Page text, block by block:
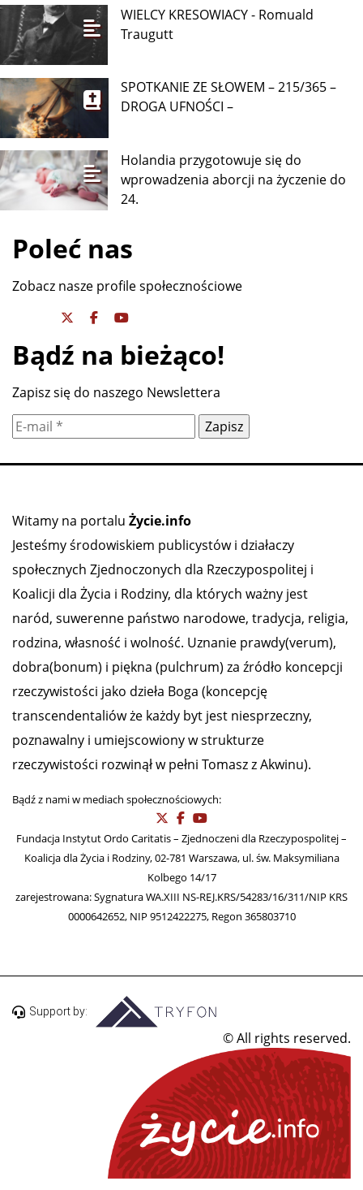
WIELCY KRESOWIACY - Romuald
Traugutt
SPOTKANIE ZE SŁOWEM – 215/365 –
DROGA UFNOŚCI –
Holandia przygotowuje się do
wprowadzenia aborcji na życzenie do
24.
Poleć nas
Zobacz nasze profile społecznościowe
Bądź na bieżąco!
Zapisz się do naszego Newslettera
Witamy na portalu Życie.info
Jesteśmy środowiskiem publicystów i działaczy
społecznych Zjednoczonych dla Rzeczypospolitej i
Koalicji dla Życia i Rodziny, dla których ważny jest
naród, suwerenne państwo narodowe, tradycja, religia,
rodzina, własność i wolność. Uznanie prawdy(verum),
dobra(bonum) i piękna (pulchrum) za źródło koncepcji
rzeczywistości jako dzieła Boga (koncepcję
transcendentaliów że każdy byt jest niesprzeczny,
poznawalny i umiejscowiony w strukturze
rzeczywistości rozwinął w pełni Tomasz z Akwinu).
Bądź z nami w mediach społecznościowych:
Fundacja Instytut Ordo Caritatis – Zjednoczeni dla Rzeczypospolitej –
Koalicja dla Życia i Rodziny, 02-781 Warszawa, ul. św. Maksymiliana
Kolbego 14/17
zarejestrowana: Sygnatura WA.XIII NS-REJ.KRS/54283/16/311/NIP KRS
0000642652, NIP 9512422275, Regon 365803710
Support by:
© All rights reserved.